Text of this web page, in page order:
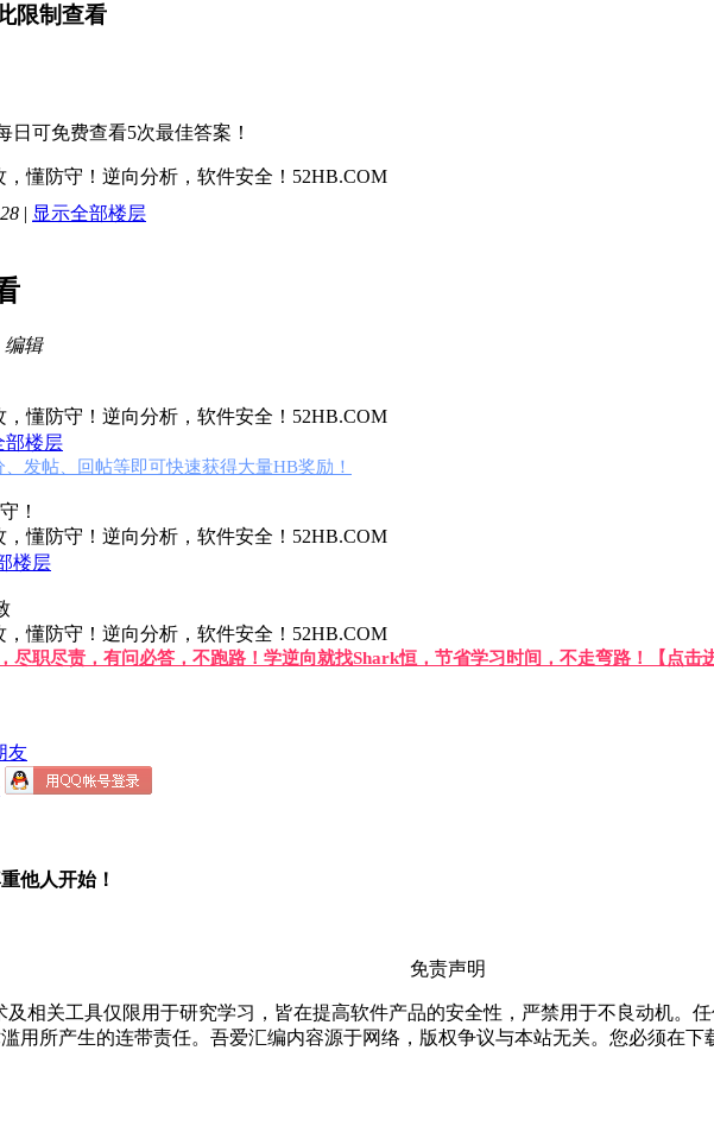
限制查看
日可免费查看5次最佳答案！
懂防守！逆向分析，软件安全！52HB.COM
| 显示全部楼层
编辑
懂防守！逆向分析，软件安全！52HB.COM
部楼层
发帖、回帖等即可快速获得大量HB奖励！
！
懂防守！逆向分析，软件安全！52HB.COM
楼层
懂防守！逆向分析，软件安全！52HB.COM
尽职尽责，有问必答，不跑路！学逆向就找Shark恒，节省学习时间，不走弯路！【点击
友
他人开始！
免责声明
及相关工具仅限用于研究学习，皆在提高软件产品的安全性，严禁用于不良动机。
用所产生的连带责任。吾爱汇编内容源于网络，版权争议与本站无关。您必须在